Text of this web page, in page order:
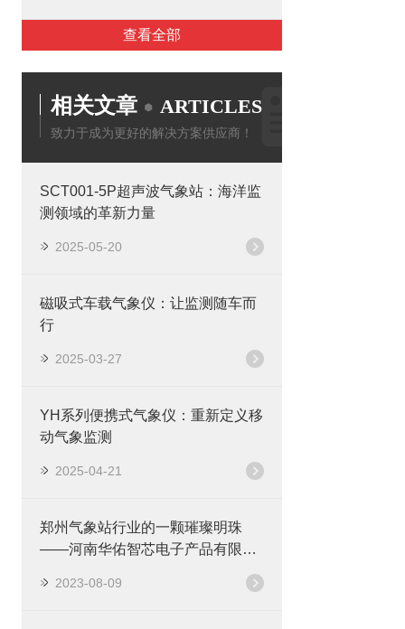
查看全部
相关文章 ARTICLES
致力于成为更好的解决方案供应商！
SCT001-5P超声波气象站：海洋监
测领域的革新力量
2025-05-20
磁吸式车载气象仪：让监测随车而
行
2025-03-27
YH系列便携式气象仪：重新定义移
动气象监测
2025-04-21
郑州气象站行业的一颗璀璨明珠
——河南华佑智芯电子产品有限公
2023-08-09